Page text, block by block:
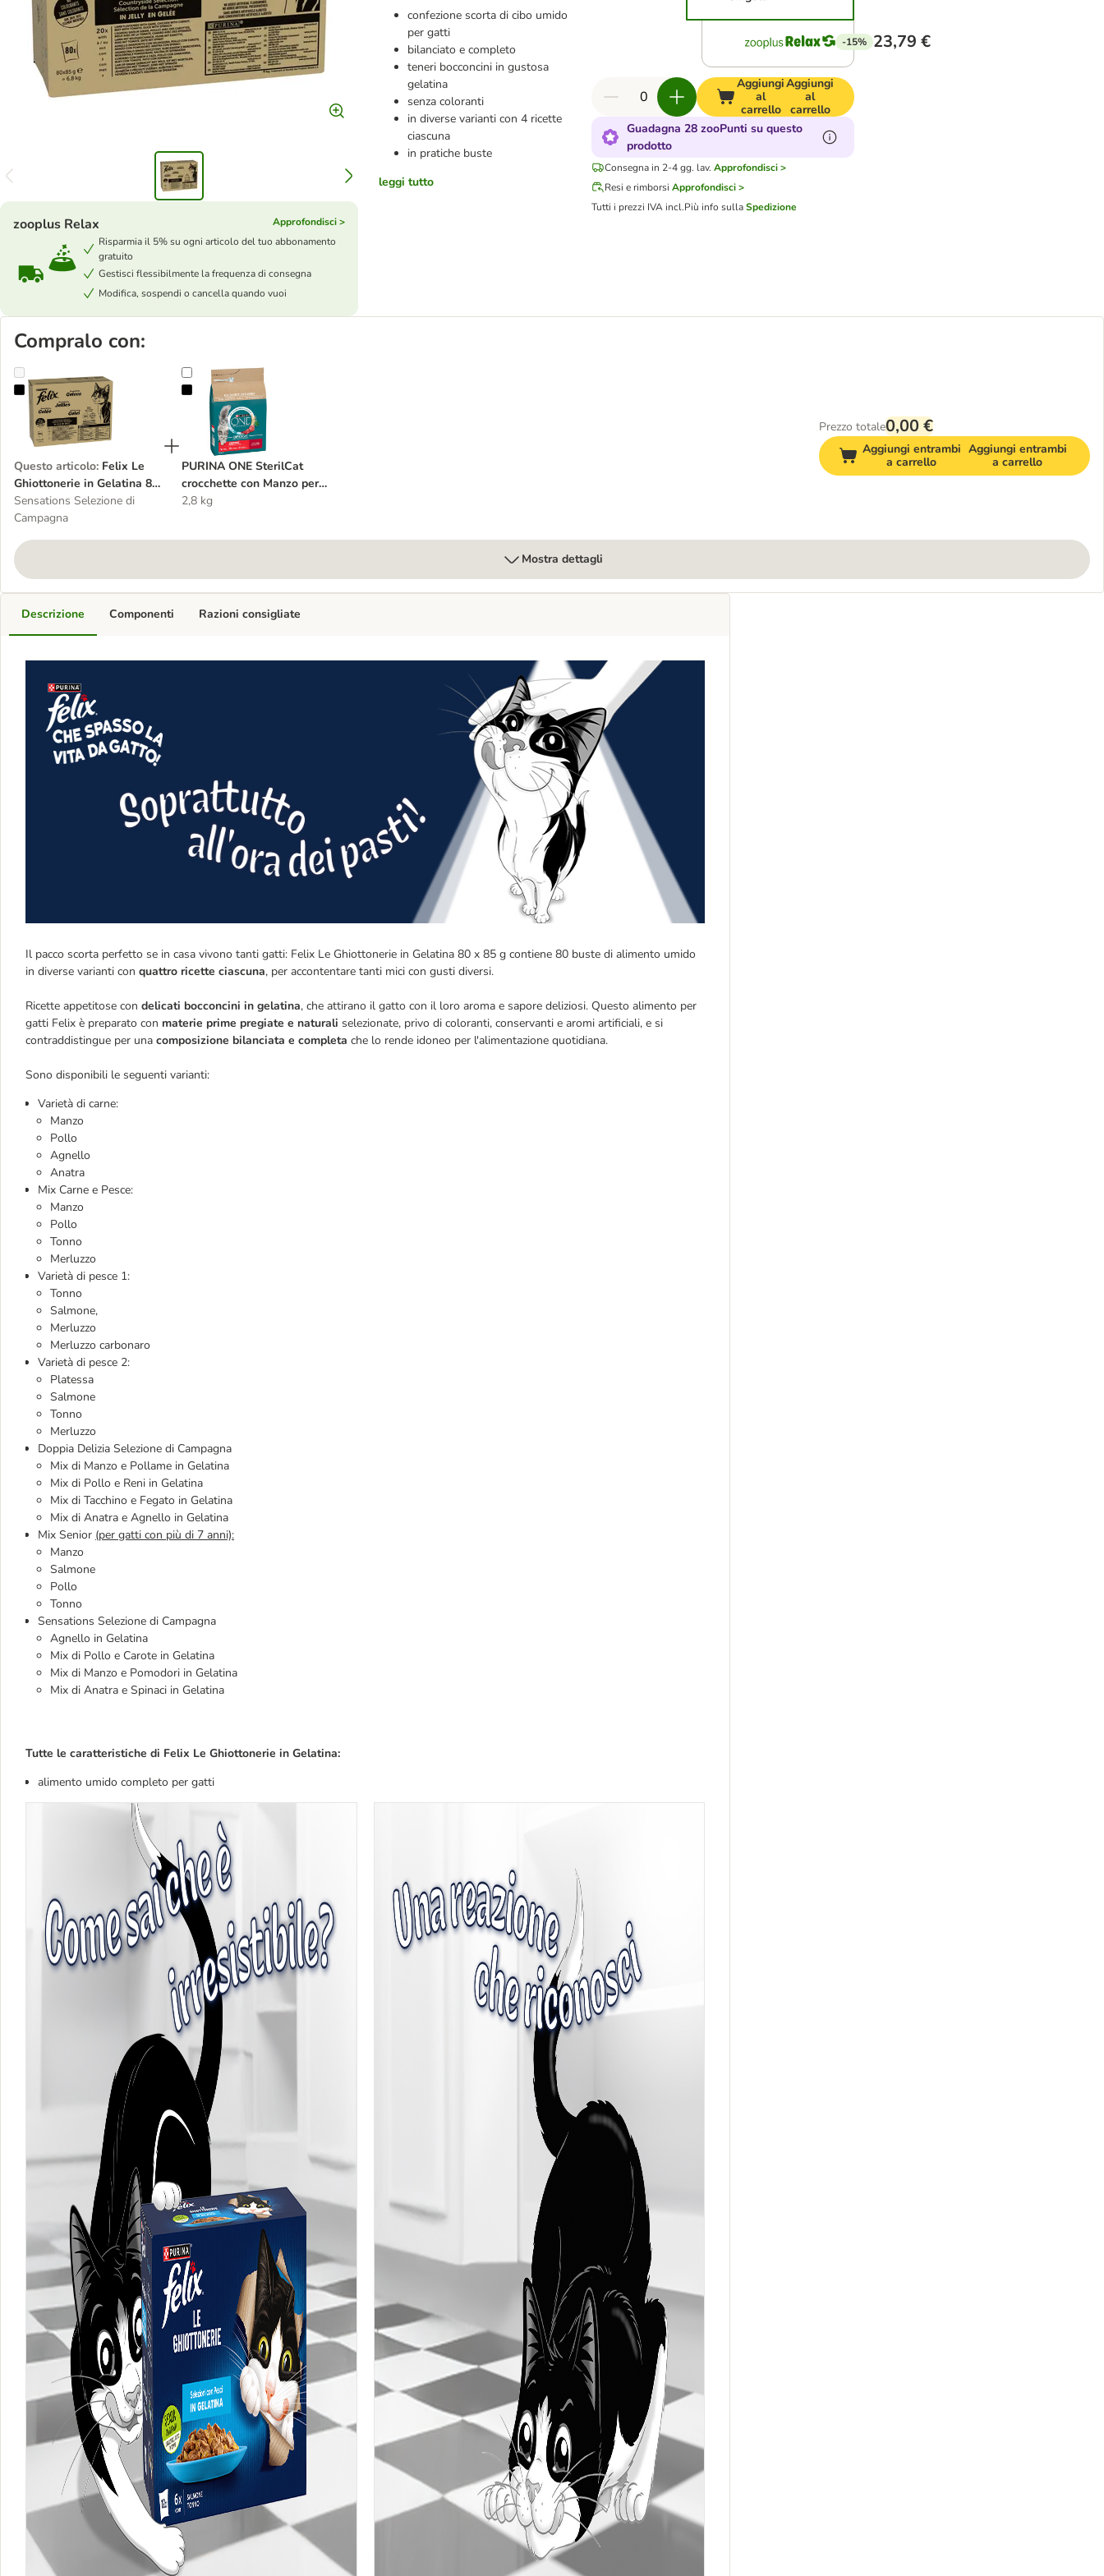
confezione scorta di cibo umido
per gatti
bilanciato e completo
teneri bocconcini in gustosa
gelatina
senza coloranti
in diverse varianti con 4 ricette
ciascuna
in pratiche buste
leggi tutto
zooplus Relax
Approfondisci >
Risparmia il 5% su ogni articolo del tuo abbonamento
gratuito
Gestisci flessibilmente la frequenza di consegna
Modifica, sospendi o cancella quando vuoi
-15% 23,79 €
Aggiungi
al
carrello
Aggiungi
al
carrello
Guadagna 28 zooPunti su questo
prodotto
Consegna in 2-4 gg. lav. Approfondisci >
Resi e rimborsi Approfondisci >
Tutti i prezzi IVA incl.Più info sullaSpedizione
Compralo con:
Felix Le Ghiottonerie in Gelatina 80 x 85 g
Questo articolo: Felix Le
Ghiottonerie in Gelatina 80
x 85 g
Sensations Selezione di
Campagna
PURINA ONE SterilCat crocchette con Manzo per gatto
PURINA ONE SterilCat
crocchette con Manzo per
gatto
2,8 kg
Prezzo totale0,00 €
Aggiungi entrambi
a carrello
Aggiungi entrambi
a carrello
Mostra dettagli
Descrizione
Il pacco scorta perfetto se in casa vivono tanti gatti: Felix Le Ghiottonerie in Gelatina 80 x 85 g contiene 80 buste di alimento umido
in diverse varianti con quattro ricette ciascuna, per accontentare tanti mici con gusti diversi.
Ricette appetitose con delicati bocconcini in gelatina, che attirano il gatto con il loro aroma e sapore deliziosi. Questo alimento per
gatti Felix è preparato con materie prime pregiate e naturali selezionate, privo di coloranti, conservanti e aromi artificiali, e si
contraddistingue per una composizione bilanciata e completa che lo rende idoneo per l'alimentazione quotidiana.
Sono disponibili le seguenti varianti:
Varietà di carne:
Manzo
Pollo
Agnello
Anatra
Mix Carne e Pesce:
Manzo
Pollo
Tonno
Merluzzo
Varietà di pesce 1:
Tonno
Salmone,
Merluzzo
Merluzzo carbonaro
Varietà di pesce 2:
Platessa
Salmone
Tonno
Merluzzo
Doppia Delizia Selezione di Campagna
Mix di Manzo e Pollame in Gelatina
Mix di Pollo e Reni in Gelatina
Mix di Tacchino e Fegato in Gelatina
Mix di Anatra e Agnello in Gelatina
Mix Senior (per gatti con più di 7 anni):
Manzo
Salmone
Pollo
Tonno
Sensations Selezione di Campagna
Agnello in Gelatina
Mix di Pollo e Carote in Gelatina
Mix di Manzo e Pomodori in Gelatina
Mix di Anatra e Spinaci in Gelatina
Tutte le caratteristiche di Felix Le Ghiottonerie in Gelatina:
alimento umido completo per gatti
Componenti Razioni consigliate